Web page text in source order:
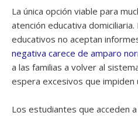
La única opción viable para
atención educativa
educativos no aceptan
negativa carece de amparo
a las familias a volver al
espera excesivos que impiden
Los estudiantes que acceden